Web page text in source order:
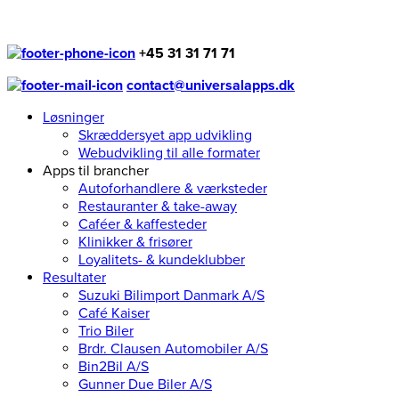
+45 31 31 71 71
contact@universalapps.dk
Løsninger
Skræddersyet app udvikling
Webudvikling til alle formater
Apps til brancher
Autoforhandlere & værksteder
Restauranter & take-away
Caféer & kaffesteder
Klinikker & frisører
Loyalitets- & kundeklubber
Resultater
Suzuki Bilimport Danmark A/S
Café Kaiser
Trio Biler
Brdr. Clausen Automobiler A/S
Bin2Bil A/S
Gunner Due Biler A/S